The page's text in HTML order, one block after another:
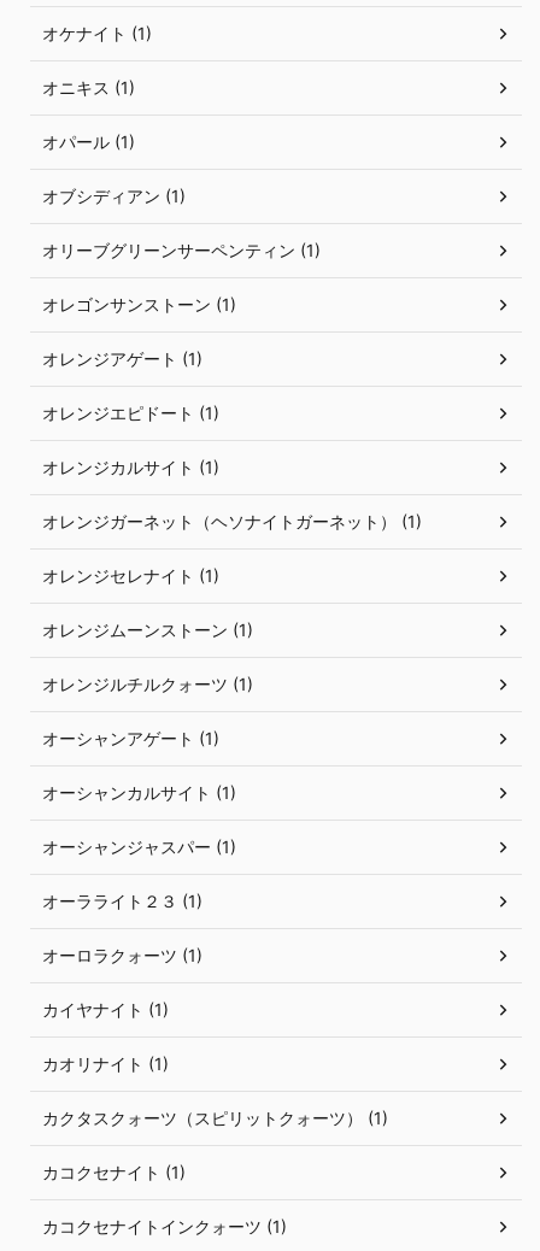
オケナイト (1)
オニキス (1)
オパール (1)
オブシディアン (1)
オリーブグリーンサーペンティン (1)
オレゴンサンストーン (1)
オレンジアゲート (1)
オレンジエピドート (1)
オレンジカルサイト (1)
オレンジガーネット（ヘソナイトガーネット） (1)
オレンジセレナイト (1)
オレンジムーンストーン (1)
オレンジルチルクォーツ (1)
オーシャンアゲート (1)
オーシャンカルサイト (1)
オーシャンジャスパー (1)
オーラライト２３ (1)
オーロラクォーツ (1)
カイヤナイト (1)
カオリナイト (1)
カクタスクォーツ（スピリットクォーツ） (1)
カコクセナイト (1)
カコクセナイトインクォーツ (1)